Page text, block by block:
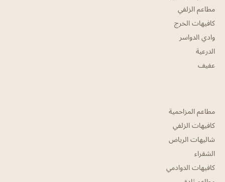
مطاعم الزلفي
كافيهات الخرج
وادي الدواسر
الدرعية
عفيف
مطاعم المزاحمية
كافيهات الزلفي
شاليهات الرياض
الشقراء
كافيهات الدوادمي